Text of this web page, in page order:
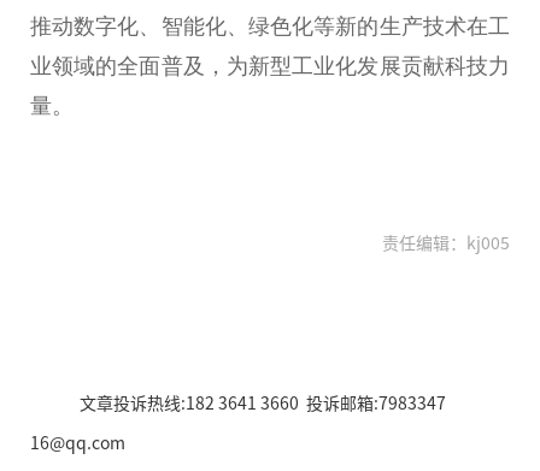
推动数字化、智能化、绿色化等新的生产技术在工
业领域的全面普及，为新型工业化发展贡献科技力
量。
责任编辑：kj005
文章投诉热线:182 3641 3660 投诉邮箱:7983347
16@qq.com